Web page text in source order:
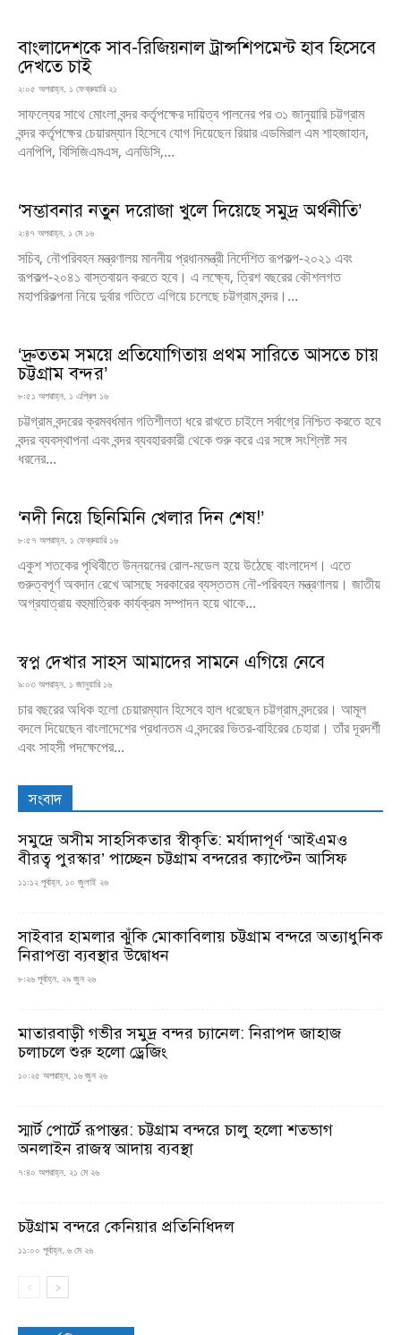
বাংলাদেশকে সাব-রিজিয়নাল ট্রান্সশিপমেন্ট হাব হিসেবে
দেখতে চাই
২:০৫ অপরাহ্ন, ১ ফেব্রুয়ারি ২১
সাফল্যের সাথে মোংলা বন্দর কর্তৃপক্ষের দায়িত্ব পালনের পর ৩১ জানুয়ারি চট্টগ্রাম
বন্দর কর্তৃপক্ষের চেয়ারম্যান হিসেবে যোগ দিয়েছেন রিয়ার এডমিরাল এম শাহজাহান,
এনপিপি, বিসিজিএমএস, এনডিসি,...
‘সম্ভাবনার নতুন দরোজা খুলে দিয়েছে সমুদ্র অর্থনীতি’
২:৪৭ অপরাহ্ন, ১ মে ১৬
সচিব, নৌপরিবহন মন্ত্রণালয় মাননীয় প্রধানমন্ত্রী নির্দেশিত রূপকল্প-২০২১ এবং
রূপকল্প-২০৪১ বাস্তবায়ন করতে হবে। এ লক্ষ্যে, ত্রিশ বছরের কৌশলগত
মহাপরিকল্পনা নিয়ে দুর্বার গতিতে এগিয়ে চলেছে চট্টগ্রাম বন্দর।...
‘দ্রুততম সময়ে প্রতিযোগিতায় প্রথম সারিতে আসতে চায়
চট্টগ্রাম বন্দর’
৮:৫১ অপরাহ্ন, ১ এপ্রিল ১৬
চট্টগ্রাম বন্দরের ক্রমবর্ধমান গতিশীলতা ধরে রাখতে চাইলে সর্বাগ্রে নিশ্চিত করতে হবে
বন্দর ব্যবস্থাপনা এবং বন্দর ব্যবহারকারী থেকে শুরু করে এর সঙ্গে সংশ্লিষ্ট সব
ধরনের...
‘নদী নিয়ে ছিনিমিনি খেলার দিন শেষ!’
৮:৫৭ অপরাহ্ন, ১ ফেব্রুয়ারি ১৬
একুশ শতকের পৃথিবীতে উন্নয়নের রোল-মডেল হয়ে উঠেছে বাংলাদেশ। এতে
গুরুত্বপূর্ণ অবদান রেখে আসছে সরকারের ব্যস্ততম নৌ-পরিবহন মন্ত্রণালয়। জাতীয়
অগ্রযাত্রায় বহুমাত্রিক কার্যক্রম সম্পাদন হয়ে থাকে...
স্বপ্ন দেখার সাহস আমাদের সামনে এগিয়ে নেবে
৯:০৩ অপরাহ্ন, ১ জানুয়ারি ১৬
চার বছরের অধিক হলো চেয়ারম্যান হিসেবে হাল ধরেছেন চট্টগ্রাম বন্দরের। আমূল
বদলে দিয়েছেন বাংলাদেশের প্রধানতম এ বন্দরের ভিতর-বাহিরের চেহারা। তাঁর দূরদর্শী
এবং সাহসী পদক্ষেপের...
সংবাদ
সমুদ্রে অসীম সাহসিকতার স্বীকৃতি: মর্যাদাপূর্ণ ‘আইএমও
বীরত্ব পুরস্কার’ পাচ্ছেন চট্টগ্রাম বন্দরের ক্যাপ্টেন আসিফ
১১:১২ পূর্বাহ্ন, ১০ জুলাই ২৬
সাইবার হামলার ঝুঁকি মোকাবিলায় চট্টগ্রাম বন্দরে অত্যাধুনিক
নিরাপত্তা ব্যবস্থার উদ্বোধন
৮:২৬ পূর্বাহ্ন, ২৯ জুন ২৬
মাতারবাড়ী গভীর সমুদ্র বন্দর চ্যানেল: নিরাপদ জাহাজ
চলাচলে শুরু হলো ড্রেজিং
১০:২৫ অপরাহ্ন, ১৬ জুন ২৬
স্মার্ট পোর্টে রূপান্তর: চট্টগ্রাম বন্দরে চালু হলো শতভাগ
অনলাইন রাজস্ব আদায় ব্যবস্থা
৭:৪০ অপরাহ্ন, ২১ মে ২৬
চট্টগ্রাম বন্দরে কেনিয়ার প্রতিনিধিদল
১১:০০ পূর্বাহ্ন, ৬ মে ২৬